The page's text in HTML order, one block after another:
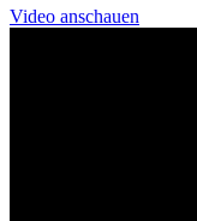
Video anschauen